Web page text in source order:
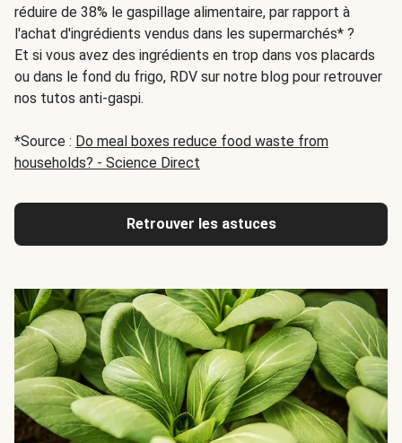
réduire de 38% le gaspillage alimentaire, par rapport à
l'achat d'ingrédients vendus dans les supermarchés* ?
Et si vous avez des ingrédients en trop dans vos placards
ou dans le fond du frigo, RDV sur notre blog pour retrouver
nos tutos anti-gaspi.
*Source : Do meal boxes reduce food waste from
households? - Science Direct
Retrouver les astuces